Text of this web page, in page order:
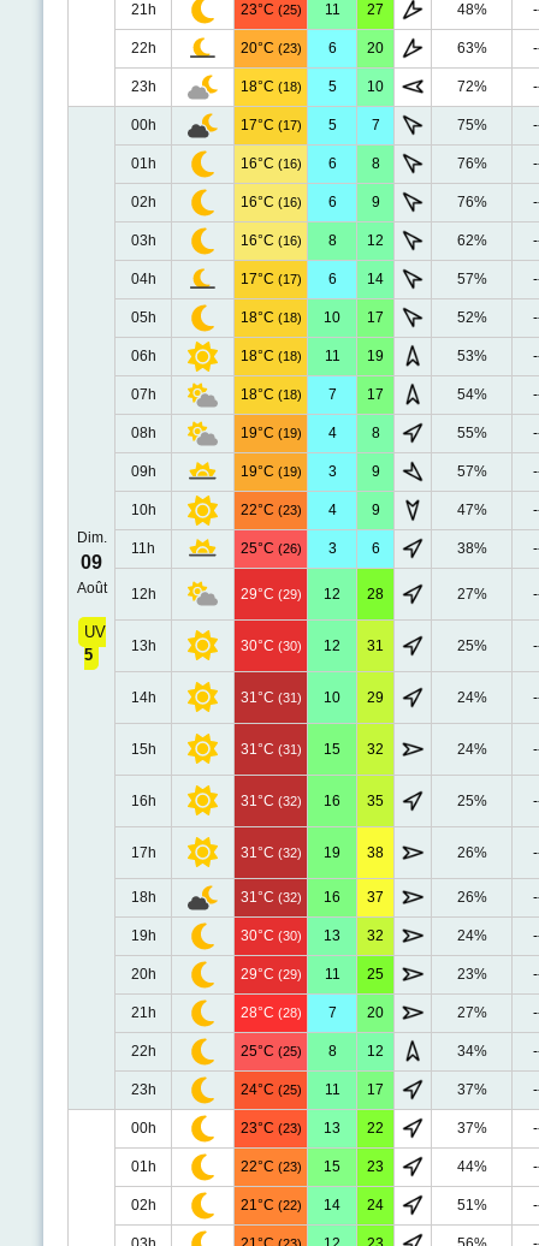
21h 23°C (25) 11 27 48%
22h 20°C (23) 6 20 63%
23h 18°C (18) 5 10 72%
Dim.
09
Août
UV
5
00h 17°C (17) 5 7 75%
01h 16°C (16) 6 8 76%
02h 16°C (16) 6 9 76%
03h 16°C (16) 8 12 62%
04h 17°C (17) 6 14 57%
05h 18°C (18) 10 17 52%
06h 18°C (18) 11 19 53%
07h 18°C (18) 7 17 54%
08h 19°C (19) 4 8 55%
09h 19°C (19) 3 9 57%
10h 22°C (23) 4 9 47%
11h 25°C (26) 3 6 38%
12h 29°C (29) 12 28 27%
13h 30°C (30) 12 31 25%
14h 31°C (31) 10 29 24%
15h 31°C (31) 15 32 24%
16h 31°C (32) 16 35 25%
17h 31°C (32) 19 38 26%
18h 31°C (32) 16 37 26%
19h 30°C (30) 13 32 24%
20h 29°C (29) 11 25 23%
21h 28°C (28) 7 20 27%
22h 25°C (25) 8 12 34%
23h 24°C (25) 11 17 37%
00h 23°C (23) 13 22 37%
01h 22°C (23) 15 23 44%
02h 21°C (22) 14 24 51%